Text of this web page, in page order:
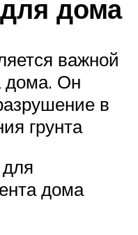
дома
важной
дома. Он
в
грунта
дома